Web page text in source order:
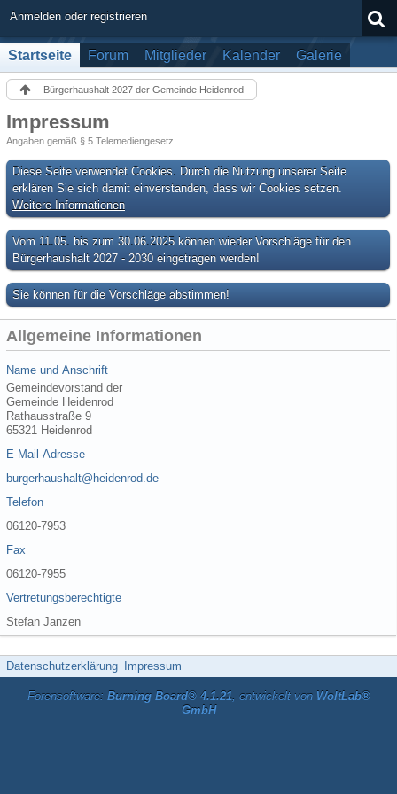
Anmelden oder registrieren
Startseite Forum Mitglieder Kalender Galerie
Bürgerhaushalt 2027 der Gemeinde Heidenrod
Impressum
Angaben gemäß § 5 Telemediengesetz
Diese Seite verwendet Cookies. Durch die Nutzung unserer Seite
erklären Sie sich damit einverstanden, dass wir Cookies setzen.
Weitere Informationen
Vom 11.05. bis zum 30.06.2025 können wieder Vorschläge für den
Bürgerhaushalt 2027 - 2030 eingetragen werden!
Sie können für die Vorschläge abstimmen!
Allgemeine Informationen
Name und Anschrift
Gemeindevorstand der
Gemeinde Heidenrod
Rathausstraße 9
65321 Heidenrod
E-Mail-Adresse
burgerhaushalt@heidenrod.de
Telefon
06120-7953
Fax
06120-7955
Vertretungsberechtigte
Stefan Janzen
Datenschutzerklärung Impressum
Forensoftware: Burning Board® 4.1.21, entwickelt von WoltLab®
GmbH